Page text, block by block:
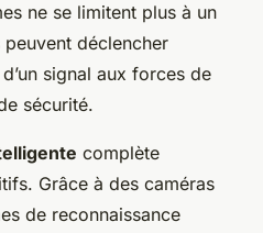
ne se limitent plus à un
peuvent déclencher
signal aux forces de
sécurité.
complète
Grâce à des caméras
de reconnaissance